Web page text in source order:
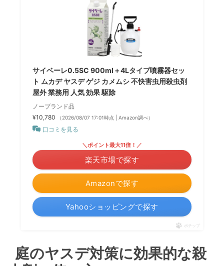
サイベーレ0.5SC 900ml＋4Lタイプ噴霧器セッ
ト ムカデ ヤスデ ゲジ カメムシ 不快害虫用殺虫剤
屋外 業務用 人気 効果 駆除
ノーブランド品
¥10,780
（2026/08/07 17:01時点 | Amazon調べ）
口コミを見る
Amazonで探す
＼ポイント最大11倍！／
楽天市場で探す
Yahooショッピングで探す
ポチップ
庭のヤスデ対策に効果的な殺